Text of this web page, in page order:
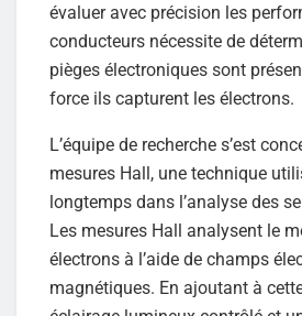
évaluer avec précision les
conducteurs nécessite de
pièges électroniques sont
force ils capturent les électrons.
L’équipe de recherche s’est
mesures Hall, une technique
longtemps dans l’analyse des
Les mesures Hall analysent le
électrons à l’aide de champs
magnétiques. En ajoutant à